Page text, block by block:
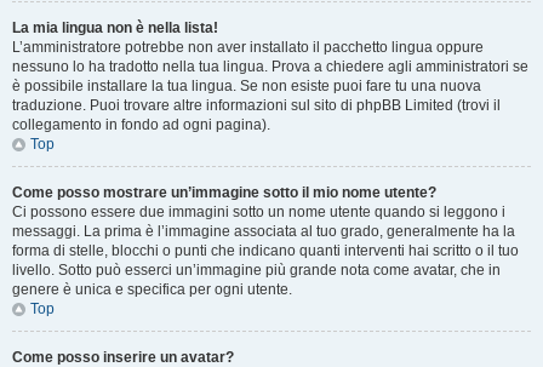
La mia lingua non è nella lista!
L’amministratore potrebbe non aver installato il pacchetto lingua oppure
nessuno lo ha tradotto nella tua lingua. Prova a chiedere agli amministratori se
è possibile installare la tua lingua. Se non esiste puoi fare tu una nuova
traduzione. Puoi trovare altre informazioni sul sito di phpBB Limited (trovi il
collegamento in fondo ad ogni pagina).
Top
Come posso mostrare un’immagine sotto il mio nome utente?
Ci possono essere due immagini sotto un nome utente quando si leggono i
messaggi. La prima è l’immagine associata al tuo grado, generalmente ha la
forma di stelle, blocchi o punti che indicano quanti interventi hai scritto o il tuo
livello. Sotto può esserci un’immagine più grande nota come avatar, che in
genere è unica e specifica per ogni utente.
Top
Come posso inserire un avatar?